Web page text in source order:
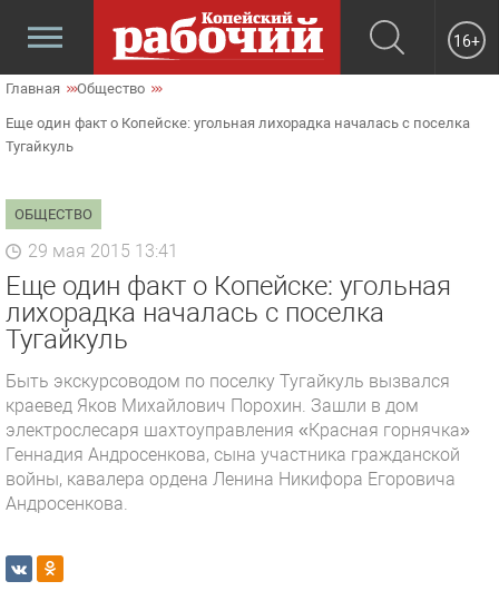
16+
Главная Общество
Еще один факт о Копейске: угольная лихорадка началась с поселка
Тугайкуль
ОБЩЕСТВО
29 мая 2015 13:41
Еще один факт о Копейске: угольная
лихорадка началась с поселка
Тугайкуль
Быть экскурсоводом по поселку Тугайкуль вызвался
краевед Яков Михайлович Порохин. Зашли в дом
электрослесаря шахтоуправления «Красная горнячка»
Геннадия Андросенкова, сына участника гражданской
войны, кавалера ордена Ленина Никифора Егоровича
Андросенкова.